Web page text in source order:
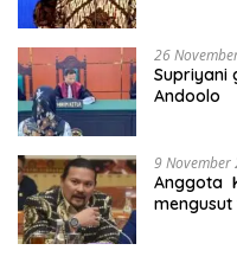
26
Supriyani
Andoolo
9 November
Anggota